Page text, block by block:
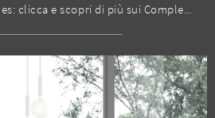
Tavolino Marissa di Stones: clicca e scopri di più sui Complementi e tavolini moderni in vetro del noto e rinomato brand!